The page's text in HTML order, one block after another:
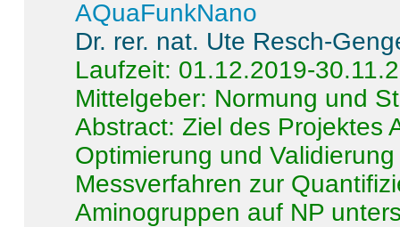
AQuaFunkNano
Dr. rer. nat. Ute Resch-
Laufzeit: 01.12.2019-
Mittelgeber: Normung und
Abstract:Ziel des Projektes
Optimierung und
Messverfahren zur
Aminogruppen auf NP